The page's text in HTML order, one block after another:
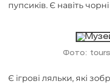
пупсиків. Є навіть
Фото:
Є ігрові ляльки, які